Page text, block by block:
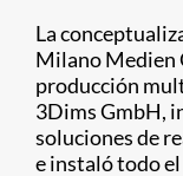
La
Milano Medien
producción
3Dims GmbH,
soluciones de
e instaló todo el